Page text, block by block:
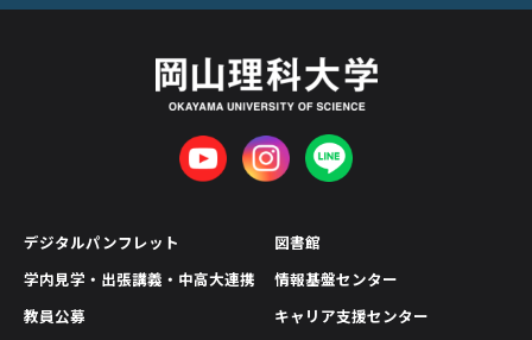
デジタルパンフレット
学内見学・出張講義・中高大連携
教員公募
図書館
情報基盤センター
キャリア支援センター